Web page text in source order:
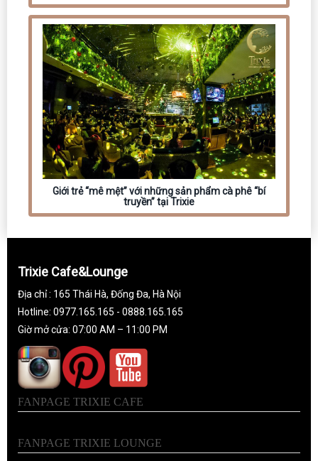
Giới trẻ “mê mệt” với những sản phẩm cà phê “bí
truyền” tại Trixie
Trixie Cafe&Lounge
Địa chỉ : 165 Thái Hà, Đống Đa, Hà Nội
Hotline: 0977.165.165 - 0888.165.165
Giờ mở cửa: 07:00 AM – 11:00 PM
FANPAGE TRIXIE CAFE
FANPAGE TRIXIE LOUNGE